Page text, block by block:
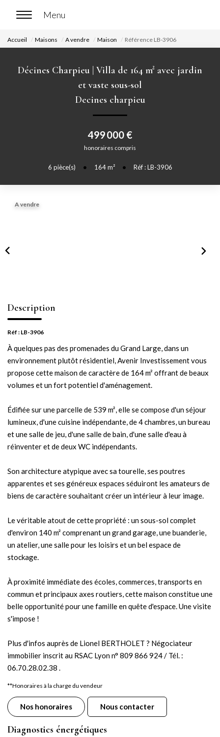
ACCUEIL
ACHETER
Nos biens en vente
Chasse immobilière
VENDRE
Estimer votre bien
CONTACT
Accueil Maisons A vendre Maison Référence LB-3906
Décines Charpieu | Villa de 164 m² avec jardin
et vaste sous-sol
Decines charpieu
499 000 €
honoraires compris
6 pièce(s) • 164m² • Réf : LB-3906
A vendre
Description
Réf : LB-3906
À quelques pas des promenades du Grand Large, dans un
environnement plutôt résidentiel, Avenir Investissement vous
propose cette maison de caractère de 164 m² offrant de beaux
volumes et un fort potentiel d'aménagement.
Édifiée sur une parcelle de 539 m², elle se compose d'un séjour
lumineux, d'une cuisine indépendante, de 4 chambres, un bureau
et une salle de jeu, d'une salle de bain, d'une salle d'eau à
réinventer et de deux WC indépendants.
Son architecture atypique avec sa tourelle, ses poutres
apparentes et ses généreux espaces séduiront les amateurs de
biens de caractère souhaitant créer un intérieur à leur image.
Le véritable atout de cette propriété : un sous-sol complet
d'environ 140 m² comprenant un grand garage, une buanderie,
un atelier, une salle pour les loisirs et un bel espace de
stockage.
À proximité immédiate des écoles, commerces, transports en
commun et principaux axes routiers, cette maison constitue une
belle opportunité pour une famille en quête d'espace. Une visite
s'impose !
Plus d'infos auprès de Lionel BERTHOLET ? Négociateur
immobilier inscrit au RSAC Lyon n° 809 866 924 / Tél. :
06.70.28.02.38 .
**Honoraires à la charge du vendeur
Nos honoraires Nous contacter
Diagnostics énergétiques